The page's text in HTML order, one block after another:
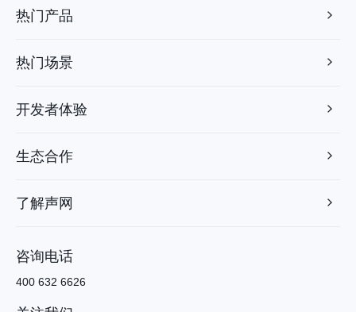
热门产品
热门场景
开发者体验
生态合作
了解声网
咨询电话
400 632 6626